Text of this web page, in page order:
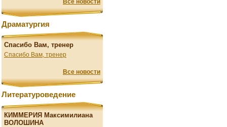
Все новости
Драматургия
Спасибо Вам, тренер
Спасибо Вам, тренер
Все новости
Литературоведение
КИММЕРИЯ Максимилиана
ВОЛОШИНА